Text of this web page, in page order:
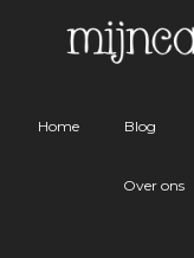
Home Blog
Over ons